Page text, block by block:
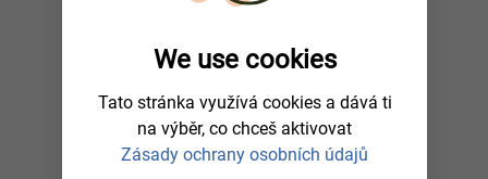
We use cookies
Tato stránka využívá cookies a dává ti
na výběr, co chceš aktivovat
Zásady ochrany osobních údajů